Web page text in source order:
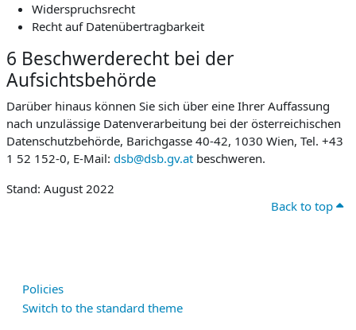
Widerspruchsrecht
Recht auf Datenübertragbarkeit
6 Beschwerderecht bei der
Aufsichtsbehörde
Darüber hinaus können Sie sich über eine Ihrer Auffassung
nach unzulässige Datenverarbeitung bei der österreichischen
Datenschutzbehörde, Barichgasse 40-42, 1030 Wien, Tel. +43
1 52 152-0, E-Mail: dsb@dsb.gv.at beschweren.
Stand: August 2022
Back to top
Policies
Switch to the standard theme